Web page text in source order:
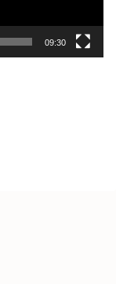
09:30